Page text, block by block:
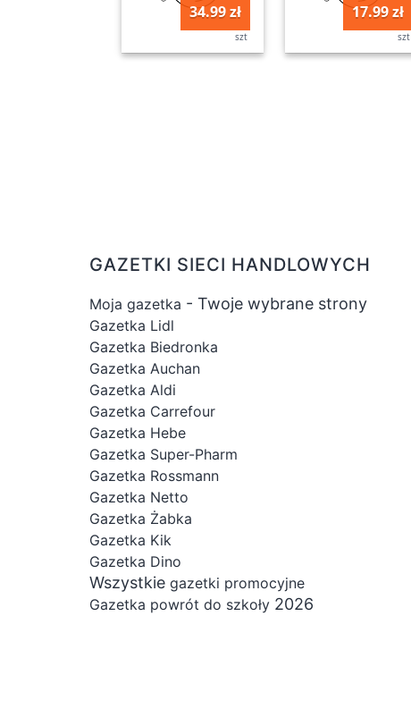
34.99 zł
szt
17.99 zł
szt
GAZETKI SIECI HANDLOWYCH
Moja gazetka - Twoje wybrane strony
Gazetka Lidl
Gazetka Biedronka
Gazetka Auchan
Gazetka Aldi
Gazetka Carrefour
Gazetka Hebe
Gazetka Super-Pharm
Gazetka Rossmann
Gazetka Netto
Gazetka Żabka
Gazetka Kik
Gazetka Dino
Wszystkie gazetki promocyjne
Gazetka powrót do szkoły 2026